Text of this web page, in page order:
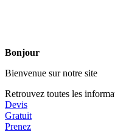
Bonjour
Bienvenue sur notre site
Retrouvez toutes les
Devis
Gratuit
Prenez